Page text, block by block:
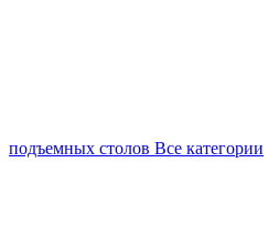
подъемных столов Все категории